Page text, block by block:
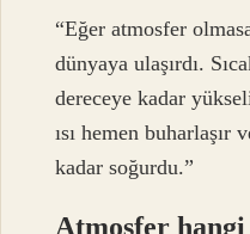
“Eğer atmosfer
dünyaya ulaşırdı.
dereceye kadar
ısı hemen buharlaşır
kadar soğurdu.”
Atmosfer